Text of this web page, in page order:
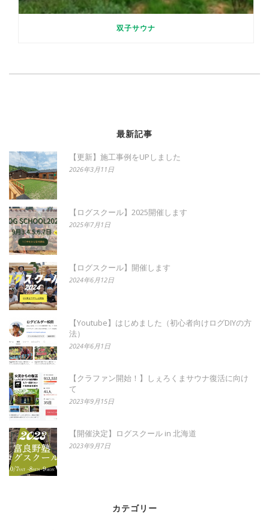
双子サウナ
最新記事
【更新】施工事例をUPしました
2026年3月11日
【ログスクール】2025開催します
2025年7月1日
【ログスクール】開催します
2024年6月12日
【Youtube】はじめました（初心者向けログDIYの方
法）
2024年6月1日
【クラファン開始！】しぇろくまサウナ復活に向け
て
2023年9月15日
【開催決定】ログスクール in 北海道
2023年9月7日
カテゴリー